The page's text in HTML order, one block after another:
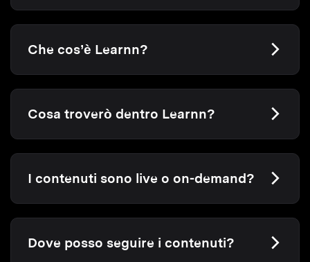
Che cos’è Learnn?
Cosa troverò dentro Learnn?
I contenuti sono live o on-demand?
Dove posso seguire i contenuti?